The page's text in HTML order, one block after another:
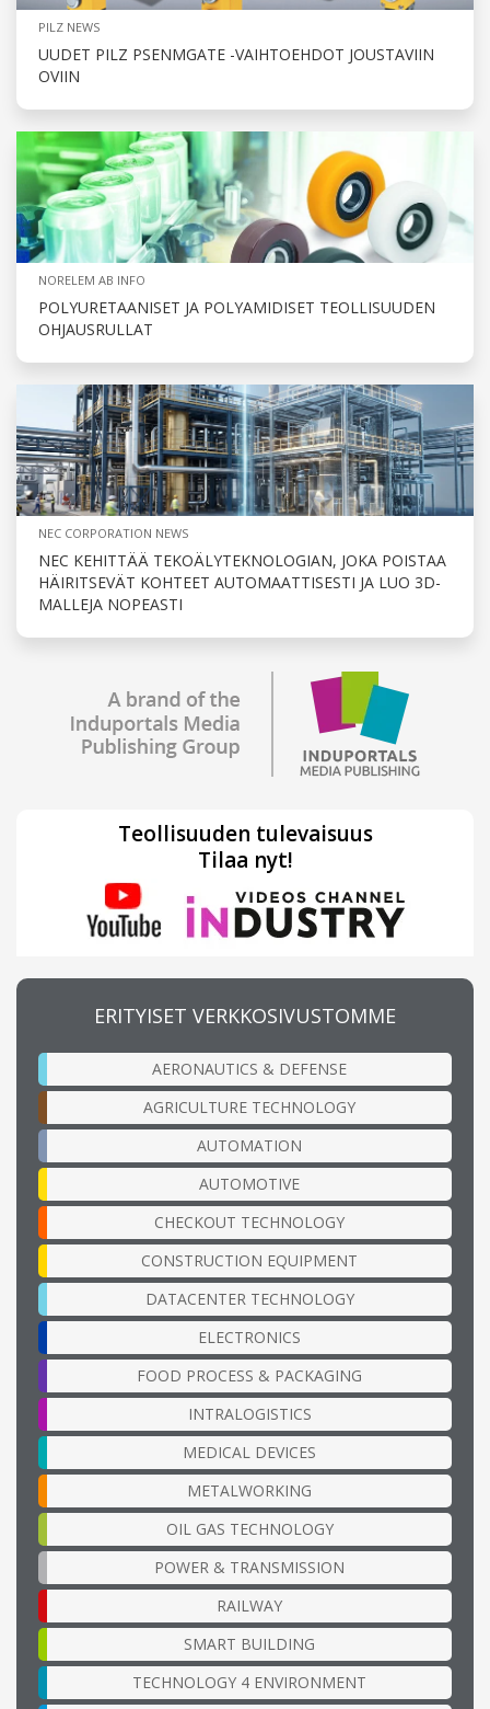
PILZ NEWS
UUDET PILZ PSENMGATE -VAIHTOEHDOT JOUSTAVIIN
OVIIN
NORELEM AB INFO
POLYURETAANISET JA POLYAMIDISET TEOLLISUUDEN
OHJAUSRULLAT
NEC CORPORATION NEWS
NEC KEHITTÄÄ TEKOÄLYTEKNOLOGIAN, JOKA POISTAA
HÄIRITSEVÄT KOHTEET AUTOMAATTISESTI JA LUO 3D-
MALLEJA NOPEASTI
Teollisuuden tulevaisuus
Tilaa nyt!
ERITYISET VERKKOSIVUSTOMME
AERONAUTICS & DEFENSE
AGRICULTURE TECHNOLOGY
AUTOMATION
AUTOMOTIVE
CHECKOUT TECHNOLOGY
CONSTRUCTION EQUIPMENT
DATACENTER TECHNOLOGY
ELECTRONICS
FOOD PROCESS & PACKAGING
INTRALOGISTICS
MEDICAL DEVICES
METALWORKING
OIL GAS TECHNOLOGY
POWER & TRANSMISSION
RAILWAY
SMART BUILDING
TECHNOLOGY 4 ENVIRONMENT